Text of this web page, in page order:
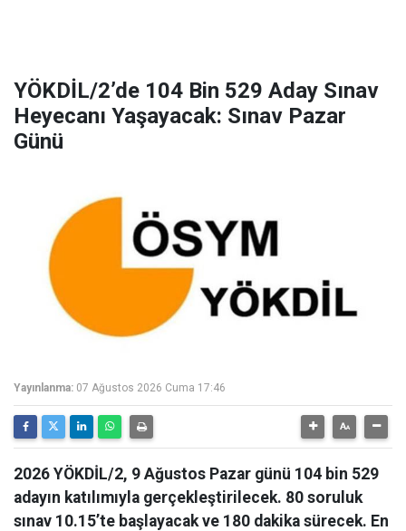
YÖKDİL/2’de 104 Bin 529 Aday Sınav
Heyecanı Yaşayacak: Sınav Pazar
Günü
Yayınlanma: 07 Ağustos 2026 Cuma 17:46
2026 YÖKDİL/2, 9 Ağustos Pazar günü 104 bin 529
adayın katılımıyla gerçekleştirilecek. 80 soruluk
sınav 10.15’te başlayacak ve 180 dakika sürecek. En